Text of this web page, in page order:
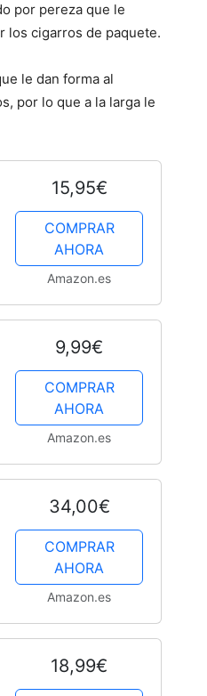
por pereza que le
los cigarros de paquete.
le dan forma al
por lo que a la larga le
15,95€
COMPRAR
AHORA
Amazon.es
9,99€
COMPRAR
AHORA
Amazon.es
34,00€
COMPRAR
AHORA
Amazon.es
18,99€